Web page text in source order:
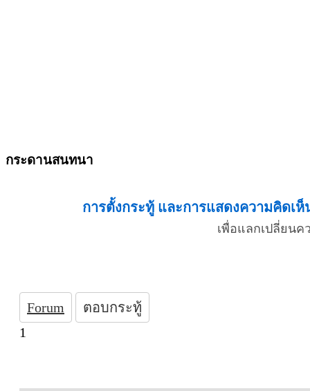
กระดานสนทนา
การตั้งกระทู้ และการแสดงความคิด
เพื่อแลกเปลี่ยน
Forum
ตอบกระทู้
1